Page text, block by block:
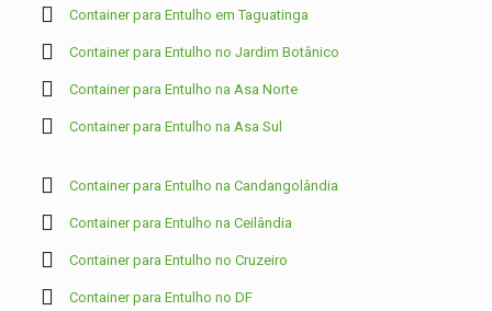
Container para Entulho em Taguatinga
Container para Entulho no Jardim Botânico
Container para Entulho na Asa Norte
Container para Entulho na Asa Sul
Container para Entulho na Candangolândia
Container para Entulho na Ceilândia
Container para Entulho no Cruzeiro
Container para Entulho no DF